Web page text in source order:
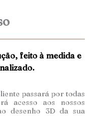
feito à medida e
passará por todas
acesso aos nossos
desenho 3D da sua